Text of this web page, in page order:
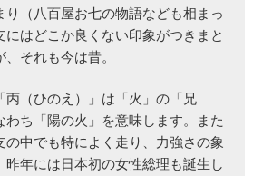
り（八百屋お七の物語なども相まっ
にはどこか良くない印象がつきまと
それも今は昔。
丙（ひのえ）」は「火」の「兄
わち「陽の火」を意味します。また
の中でも特によく走り、力強さの象
昨年には日本初の女性総理も誕生し